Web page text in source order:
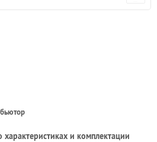
и комплектации